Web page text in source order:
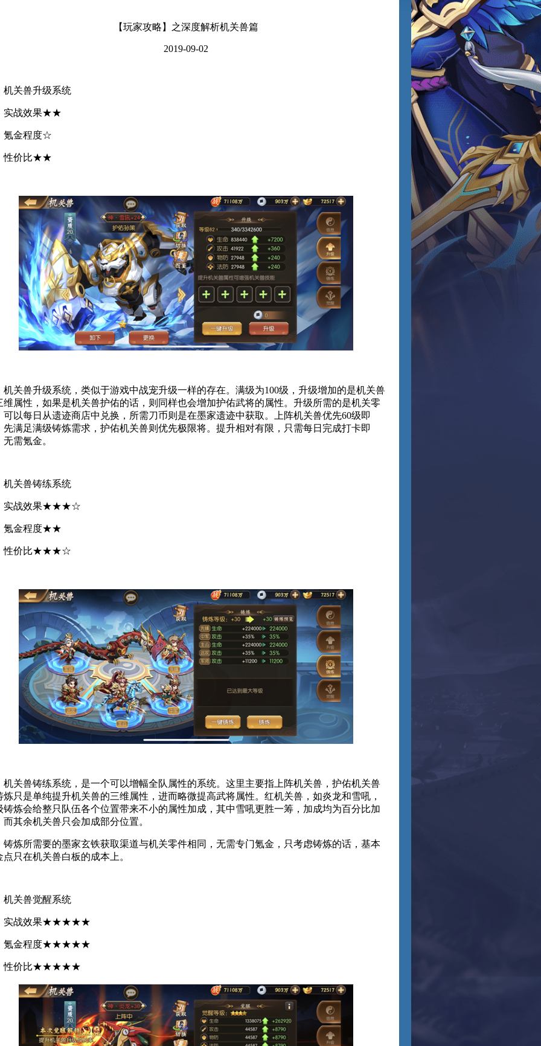
【玩家攻略】之深度解析机关兽篇
2019-09-02
机关兽升级系统
实战效果★★
氪金程度☆
性价比★★
机关兽升级系统，类似于游戏中战宠升级一样的存在。满级为100级，升级增加的是机关兽
维属性，如果是机关兽护佑的话，则同样也会增加护佑武将的属性。升级所需的是机关零
可以每日从遗迹商店中兑换，所需刀币则是在墨家遗迹中获取。上阵机关兽优先60级即
先满足满级铸炼需求，护佑机关兽则优先极限将。提升相对有限，只需每日完成打卡即
无需氪金。
机关兽铸练系统
实战效果★★★☆
氪金程度★★
性价比★★★☆
机关兽铸练系统，是一个可以增幅全队属性的系统。这里主要指上阵机关兽，护佑机关兽
炼只是单纯提升机关兽的三维属性，进而略微提高武将属性。红机关兽，如炎龙和雪吼，
铸炼会给整只队伍各个位置带来不小的属性加成，其中雪吼更胜一筹，加成均为百分比加
而其余机关兽只会加成部分位置。
铸炼所需要的墨家玄铁获取渠道与机关零件相同，无需专门氪金，只考虑铸炼的话，基本
点只在机关兽白板的成本上。
机关兽觉醒系统
实战效果★★★★★
氪金程度★★★★★
性价比★★★★★